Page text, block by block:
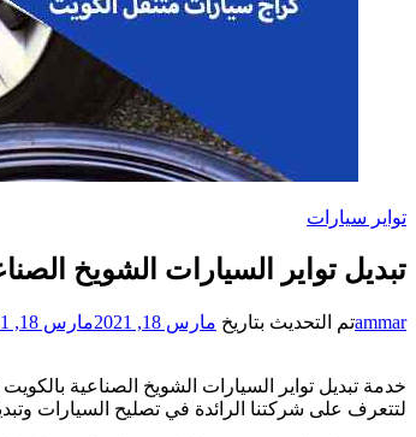
تواير سيارات
تبديل تواير السيارات الشويخ الصناعية / 51232939‬ / كراج تبديل
ammarتم التحديث بتاريخ مارس 18, 2021 مارس 18, 2021
خدمة تبديل تواير السيارات الشويخ الصناعية
لتتعرف على شركتنا الرائدة في تصليح السيارات